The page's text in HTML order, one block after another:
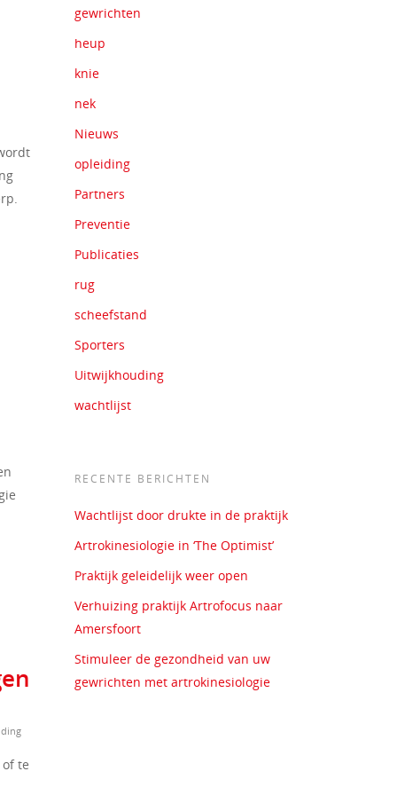
te
gewrichten
heup
knie
nek
Nieuws
opleiding
Partners
Preventie
Publicaties
rug
scheefstand
Sporters
Uitwijkhouding
wachtlijst
RECENTE BERICHTEN
Wachtlijst door drukte in de praktijk
Artrokinesiologie in ‘The Optimist’
Praktijk geleidelijk weer open
Verhuizing praktijk Artrofocus naar
Amersfoort
Stimuleer de gezondheid van uw
gewrichten met artrokinesiologie